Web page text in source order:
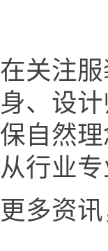
在关注
身、设
保自然
从行业
更多资